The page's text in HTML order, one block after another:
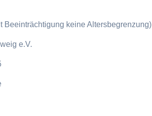
Beeinträchtigung keine Altersbegrenzung)
e.V.